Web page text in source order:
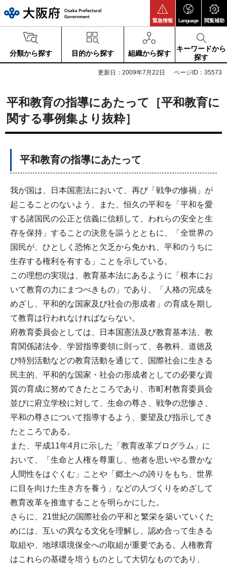
緊急情報 Language 閲覧補助
分類から探す 目的から探す 組織から探す
キーワードから
探す
更新日：2009年7月22日 ページID：35573
平和教育の指導にあたって［平和教育に
関する事例集より抜粋］
平和教育の指導にあたって
我が国は、日本国憲法において、再び「戦争の惨禍」が
起こることのないよう、また、恒久の平和を「平和を愛
する諸国民の公正と信義に信頼して、われらの安全と生
存を保持」することの決意を謳うとともに、「全世界の
国民が、ひとしく恐怖と欠乏から免かれ、平和のうちに
生存する権利を有する」ことを示している。
この理想の実現は、教育基本法にあるように「根本にお
いて教育の力にまつべきもの」であり、「人格の完成を
めざし、平和的な国家及び社会の形成者」の育成を期し
て教育は行われなければならない。
府教育委員会としては、日本国憲法及び教育基本法、教
育関係諸法令、学習指導要領に則って、各教科、道徳及
び特別活動などの教育活動を通じて、国際社会に生きる
民主的、平和的な国家・社会の形成者としての必要な資
質の育成に努めてきたところであり、市町村教育委員会
並びに府立学校に対して、生命の尊さ、戦争の悲惨さ、
平和の尊さについて指導するよう、要望及び指示してき
たところである。
また、平成11年4月に示した「教育改革プログラム」に
おいて、「生命と人権を尊重し、他者を思いやる豊かな
人間性をはぐくむ」ことや「郷土への誇りをもち、世界
に目を向けた生き方を養う」などの人づくりをめざして
教育改革を推進することを明らかにした。
さらに、21世紀の国際社会の平和と繁栄を築いていくた
めには、互いの異なる文化を理解し、認め合って生きる
取組や、地球環境保全への取組が重要である。人権教育
はこれらの基礎を培うものとして大切なものであり、